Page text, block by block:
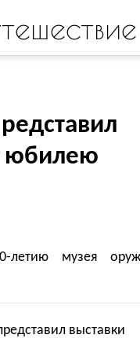
юбилею
летию музея
выставки